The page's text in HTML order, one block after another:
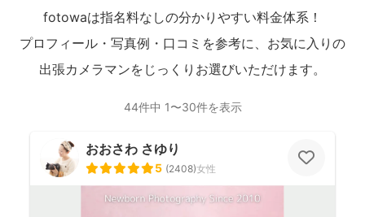
fotowaは指名料なしの分かりやすい料金体系！
プロフィール・写真例・口コミを参考に、お気に入りの
出張カメラマンをじっくりお選びいただけます。
44件中 1〜30件を表示
おおさわ さゆり
5 (2408)女性